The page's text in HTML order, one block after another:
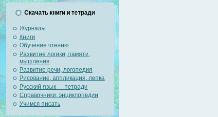
Скачать книги и тетради
Журналы
Книги
Обучение чтению
Развитие логики, памяти,
мышления
Развитие речи, логопедия
Рисование, аппликация, лепка
Русский язык — тетради
Справочники, энциклопедии
Учимся писать